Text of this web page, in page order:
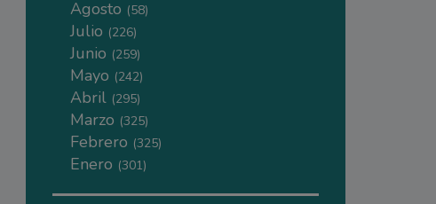
Agosto (58)
Julio (226)
Junio (259)
Mayo (242)
Abril (295)
Marzo (325)
Febrero (325)
Enero (301)